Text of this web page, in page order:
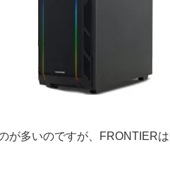
が多いのですが、FRONTIER